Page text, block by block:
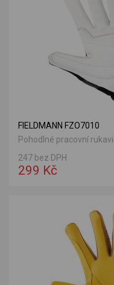
FIELDMANN FZO7010
Pohodlné pracovní
247 bez DPH
299 Kč